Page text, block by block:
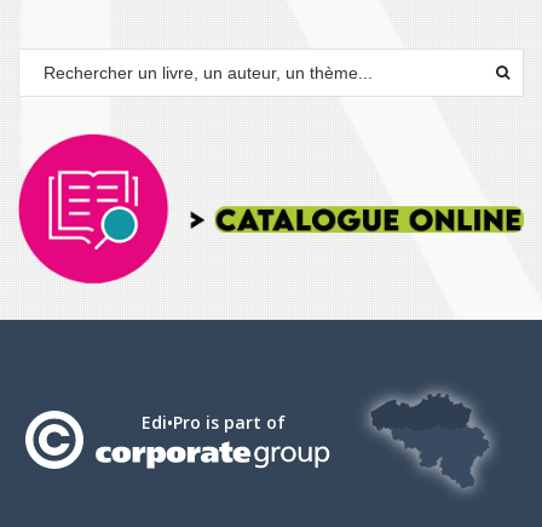
Edi•Pro is part of